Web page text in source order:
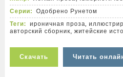
Серии:
Одобрено Рунетом
Теги:
ироничная проза,
авторский сборник, житейские
Скачать Читать